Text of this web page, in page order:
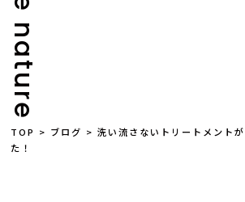
true nature
TOP > ブログ >洗い流さないトリートメント
た！